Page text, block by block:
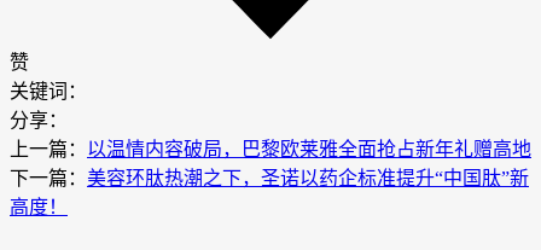
赞
关键词：
分享：
上一篇： 以温情内容破局，巴黎欧莱雅全面抢占新年礼赠高地
下一篇： 美容环肽热潮之下，圣诺以药企标准提升“中国肽”新
高度！